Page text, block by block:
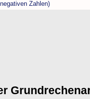
Zahlen)